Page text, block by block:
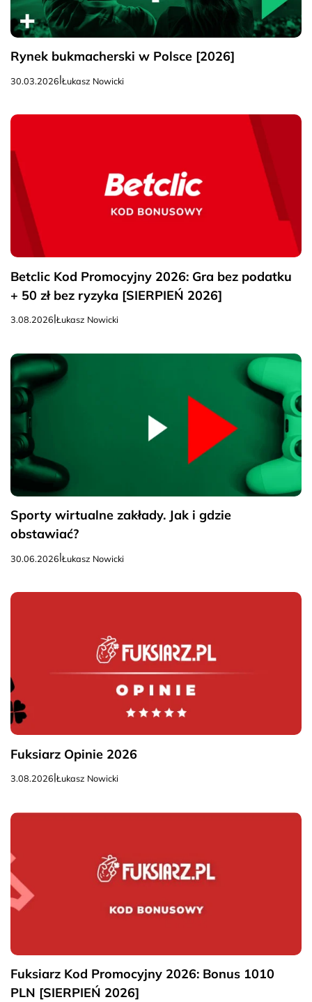
Rynek bukmacherski w Polsce [2026]
30.03.2026|Łukasz Nowicki
Betclic Kod Promocyjny 2026: Gra bez podatku
+ 50 zł bez ryzyka [SIERPIEŃ 2026]
3.08.2026|Łukasz Nowicki
Sporty wirtualne zakłady. Jak i gdzie
obstawiać?
30.06.2026|Łukasz Nowicki
Fuksiarz Opinie 2026
3.08.2026|Łukasz Nowicki
Fuksiarz Kod Promocyjny 2026: Bonus 1010
PLN [SIERPIEŃ 2026]